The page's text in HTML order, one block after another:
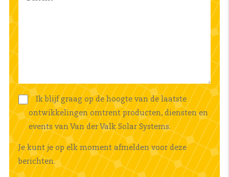
Ik blijf graag op de hoogte van de laatste
ontwikkelingen omtrent producten, diensten en
events van Van der Valk Solar Systems.
Je kunt je op elk moment afmelden voor deze
berichten.